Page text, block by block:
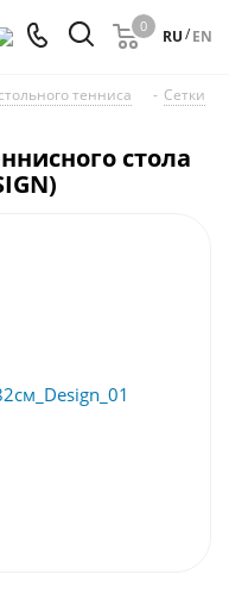
0
RU/EN
тенниса - Сетки
стола